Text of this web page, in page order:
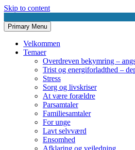
Skip to content
AnneMøllerMadsenSamtaler.dk
Udviklende samtaler
Primary Menu
Velkommen
Temaer
Overdreven bekymring –
Trist og energiforladthed –
Stress
Sorg og livskriser
At være forældre
Parsamtaler
Familiesamtaler
For unge
Lavt selvværd
Ensomhed
Afklaring og vejledning